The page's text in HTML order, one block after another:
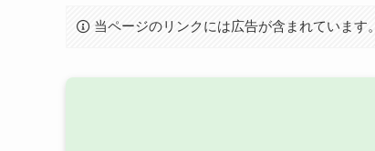
当ページのリンクには広告が含まれています。